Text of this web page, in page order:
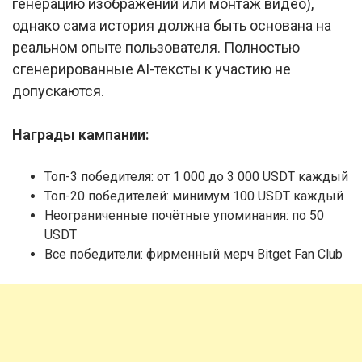
генерацию изображений или монтаж видео),
однако сама история должна быть основана на
реальном опыте пользователя. Полностью
сгенерированные AI-тексты к участию не
допускаются.
Награды кампании:
Топ-3 победителя: от 1 000 до 3 000 USDT каждый
Топ-20 победителей: минимум 100 USDT каждый
Неограниченные почётные упоминания: по 50
USDT
Все победители: фирменный мерч Bitget Fan Club